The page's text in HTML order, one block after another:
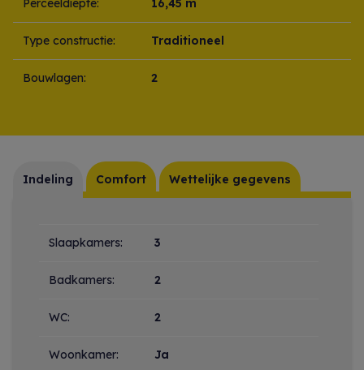
Perceeldiepte: 16,45 m
Type constructie: Traditioneel
Bouwlagen: 2
Indeling Comfort Wettelijke gegevens
Indeling
Slaapkamers: 3
Badkamers: 2
WC: 2
Woonkamer: Ja